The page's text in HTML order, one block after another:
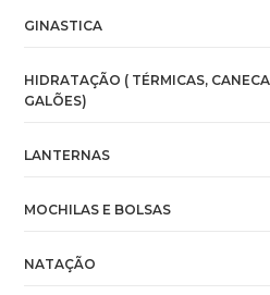
GINASTICA
HIDRATAÇÃO ( TÉRMICAS,
GALÕES)
LANTERNAS
MOCHILAS E BOLSAS
NATAÇÃO